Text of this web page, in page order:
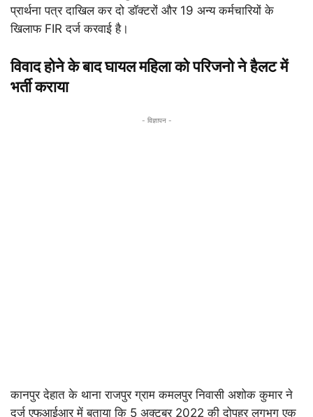
प्रार्थना पत्र दाखिल कर दो डॉक्टरों और 19 अन्य कर्मचारियों के
खिलाफ FIR दर्ज करवाई है।
विवाद होने के बाद घायल महिला को परिजनो ने हैलट में
भर्तीकराया
- विज्ञापन -
कानपुर देहात के थाना राजपुर ग्राम कमलपुर निवासी अशोक कुमार ने
दर्ज एफआईआर में बताया कि 5 अक्टूबर 2022 की दोपहर लगभग एक